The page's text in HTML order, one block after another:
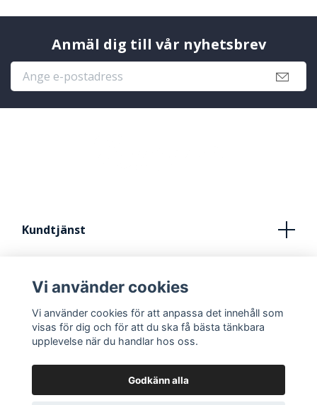
Anmäl dig till vår nyhetsbrev
Kundtjänst
Kontakt
FRÅN IDÈ TILL STUDIO
Vi använder cookies
Vi använder cookies för att anpassa det innehåll som
visas för dig och för att du ska få bästa tänkbara
upplevelse när du handlar hos oss.
Godkänn alla